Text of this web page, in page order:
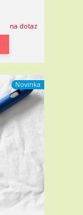
na dotaz
Novinka